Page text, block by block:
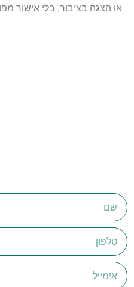
או הצגה בציבור, בלי אישור